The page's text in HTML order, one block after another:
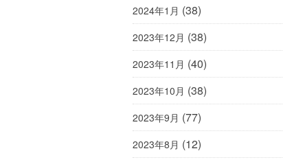
2024年1月 (38)
2023年12月 (38)
2023年11月 (40)
2023年10月 (38)
2023年9月 (77)
2023年8月 (12)